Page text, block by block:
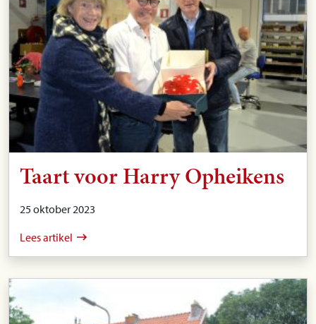
Taart voor Harry Opheikens
25 oktober 2023
Lees artikel